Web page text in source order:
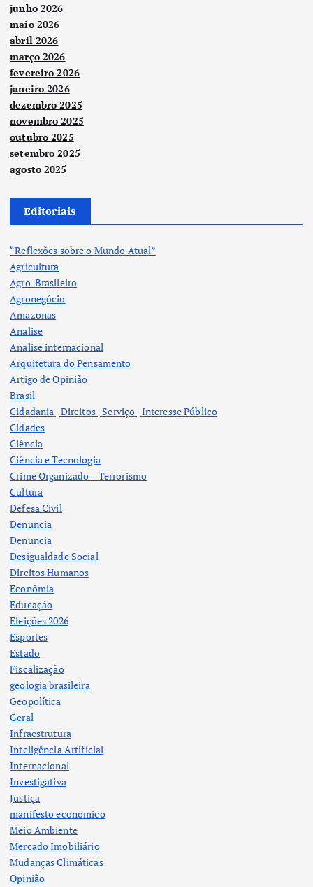
junho 2026
maio 2026
abril 2026
março 2026
fevereiro 2026
janeiro 2026
dezembro 2025
novembro 2025
outubro 2025
setembro 2025
agosto 2025
Editoriais
“Reflexões sobre o Mundo Atual”
Agricultura
Agro-Brasileiro
Agronegócio
Amazonas
Analise
Analise internacional
Arquitetura do Pensamento
Artigo de Opinião
Brasil
Cidadania | Direitos | Serviço | Interesse Público
Cidades
Ciência
Ciência e Tecnologia
Crime Organizado – Terrorismo
Cultura
Defesa Civil
Denuncia
Denuncia
Desigualdade Social
Direitos Humanos
Econômia
Educação
Eleições 2026
Esportes
Estado
Fiscalização
geologia brasileira
Geopolítica
Geral
Infraestrutura
Inteligência Artificial
Internacional
Investigativa
Justiça
manifesto economico
Meio Ambiente
Mercado Imobiliário
Mudanças Climáticas
Opinião